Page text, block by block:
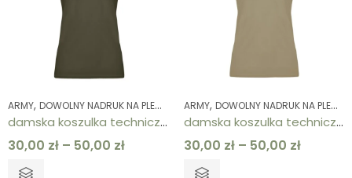
ARMY, DOWOLNY NADRUK NA PLECACH ,KOLEKCJE,KOSZULKI,KOSZULKI,
damska koszulka techniczna khaki ARMY
30,00 zł – 50,00 zł
ARMY, DOWOLNY NADRUK NA PLECACH
damska koszulka techniczna piaskowa ARMY
30,00 zł – 50,00 zł